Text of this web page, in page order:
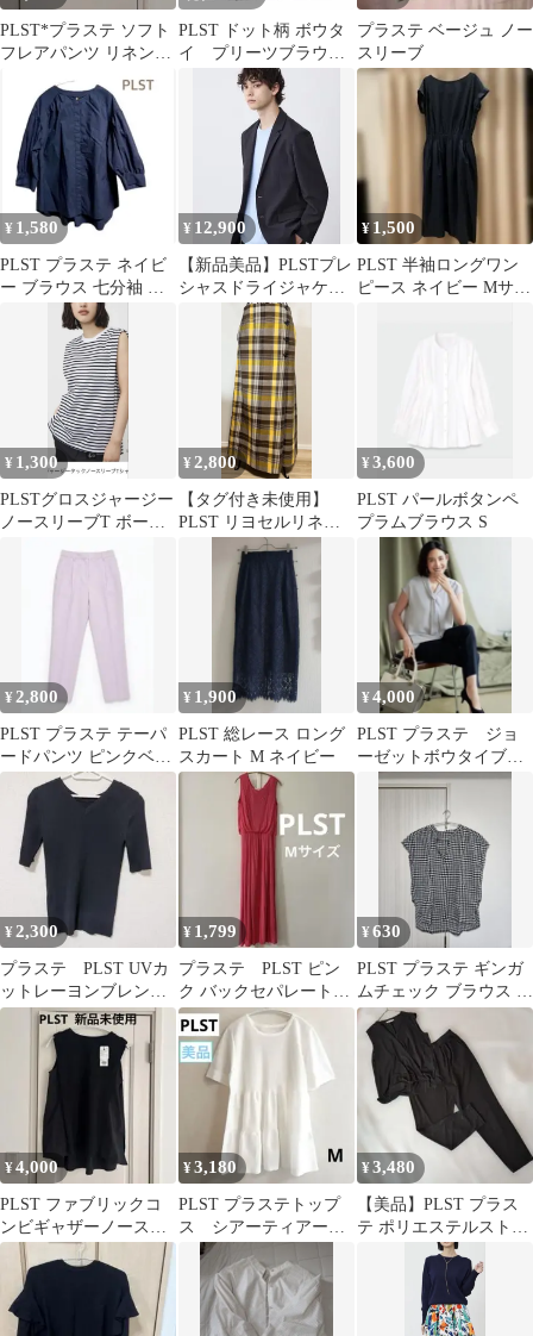
PLST*プラステ ソフト
フレアパンツ リネンブ
PLST ドット柄 ボウタ
イ プリーツブラウス
半袖 ブラック S 綿裏
プラステ ベージュ ノー
スリーブ
¥ 1,580
PLST プラステ ネイビ
ー ブラウス 七分袖 ス
タンドカラー
¥ 12,900
【新品美品】PLSTプレ
シャスドライジャケッ
¥ 1,500
PLST 半袖ロングワン
ピース ネイビー Mサイ
¥ 1,300
PLSTグロスジャージー
ノースリーブT ボーダ
¥ 2,800
【タグ付き未使用】
PLST リヨセルリネン
チェック マキシラップ
スカート M
¥3,600
PLST パールボタンペ
プラムブラウス S
¥ 2,800
PLST プラステ テーパ
ードパンツ ピンクベー
ジュ ストレッチ ウエス
トゴム
¥ 1,900
PLST 総レース ロング
スカート M ネイビー
¥4,000
PLST プラステ ジョ
ーゼットボウタイブラ
ウス
¥2,300
プラステ PLST UVカ
ットレーヨンブレンド
2WAYセーター
¥ 1,799
プラステ PLST ピン
ク バックセパレート
ロングワンピース ノ
ースリーブ
¥630
PLST プラステ ギンガ
ムチェック ブラウス 半
袖 S
¥4,000
PLST ファブリックコ
ンビギャザーノースリ
ーブTシャツ 黒 S
¥3,180
PLST プラステトップ
ス シアーティアード
セーター ホワイト
¥3,480
【美品】PLST プラス
テ ポリエステルストレ
ッチカシュクールセッ
トアップ M